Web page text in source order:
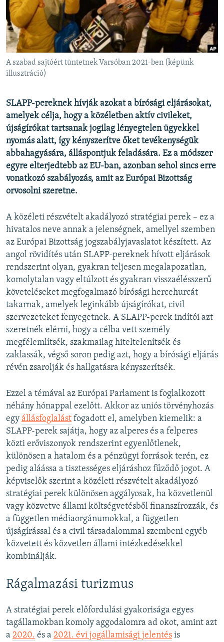
EURÓPAI UNIÓ
VILÁG
KLÍMAVÁLTOZÁS
A MÚLT TANULSÁGAI
Valamennyi RFE/RL weboldal
A szabad sajtóért tüntetnek Varsóban 2021-ben (képünk
illusztráció)
SLAPP-pereknek hívják azokat a bírósági eljárásokat,
amelyek célja, hogy a közéletben aktív civileket,
újságírókat tartsanak jogilag lényegtelen ügyekkel
nyomás alatt, így kényszerítve őket tevékenységük
abbahagyására, álláspontjuk feladására. Ez a módszer
egyre elterjedtebb az EU-ban, azonban sehol sincs erre
vonatkozó szabályozás, amit az Európai Bizottság
orvosolni szeretne.
A közéleti részvételt akadályozó stratégiai perek – ez a
hivatalos neve annak a jelenségnek, amellyel szemben
az Európai Bizottság jogszabályjavaslatot készített. Az
angol rövidítés után SLAPP-pereknek hívott eljárások
rendszerint olyan, gyakran teljesen megalapozatlan,
komolytalan vagy eltúlzott és gyakran visszaélésszerű
követeléseket megfogalmazó bírósági hercehurcát
takarnak, amelyek leginkább újságírókat, civil
szervezeteket fenyegetnek. A SLAPP-perek indítói azt
szeretnék elérni, hogy a célba vett személy
megfélemlítsék, szakmailag hiteltelenítsék és
zaklassák, végső soron pedig azt, hogy a bírósági eljárás
révén zsarolják és hallgatásra kényszerítsék.
Ezzel a témával az Európai Parlament is foglalkozott
néhány hónappal ezelőtt. Akkor az uniós törvényhozás
egy állásfoglalást fogadott el, amelyben kiemelik: a
SLAPP-perek sajátja, hogy az alperes és a felperes
közti erőviszonyok rendszerint egyenlőtlenek,
különösen a hatalom és a pénzügyi források terén, ez
pedig aláássa a tisztességes eljáráshoz fűződő jogot. A
képviselők szerint a közéleti részvételt akadályozó
stratégiai perek különösen aggályosak, ha közvetlenül
vagy közvetve állami költségvetésből finanszírozzák, és
a független médiaorgánumokkal, a független
újságírással és a civil társadalommal szembeni egyéb
közvetett és közvetlen állami intézkedésekkel
kombinálják.
Rágalmazási turizmus
A stratégiai perek előfordulási gyakorisága egyes
tagállamokban komoly aggodalomra ad okot, amint azt
a 2020. és a 2021. évi jogállamisági jelentés is